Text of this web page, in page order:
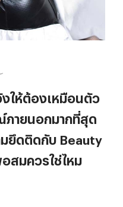
ให้ต้องเหมือนตัว
ภายนอกมากที่สุด
ยึดติดกับ Beauty
สมควรใช่ไหม